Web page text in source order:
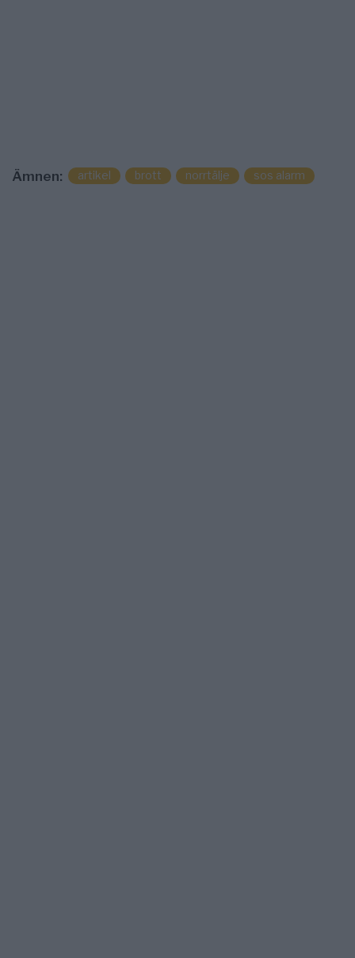
Ämnen: artikel brott norrtälje sos alarm